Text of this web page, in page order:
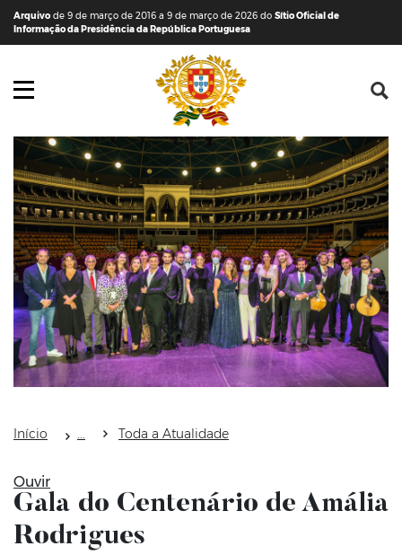
Saltar para o conteúdo (tecla de atalho c)
Mapa do Sítio
Arquivo de 9 de março de 2016 a 9 de março de 2026 do Sítio Oficial de
Informação da Presidência da República Portuguesa
Abrir menu principal
Início Toda a Atualidade
Ouvir
Gala do Centenário de Amália
Rodrigues